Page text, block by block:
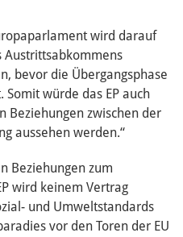
wird darauf
Austrittsabkommens
bevor die Übergangsphase
würde das EP auch
Beziehungen zwischen der
aussehen werden.“
Beziehungen zum
wird keinem Vertrag
und Umweltstandards
vor den Toren der EU